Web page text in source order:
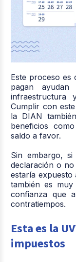
Este proceso es
pagan
infraestructura
Cumplir con
la DIAN
beneficios
saldo a favor.
Sin embargo,
declaración o
estaría expuesto
también es
confianza que
contratiempos.
Esta es la
impuestos